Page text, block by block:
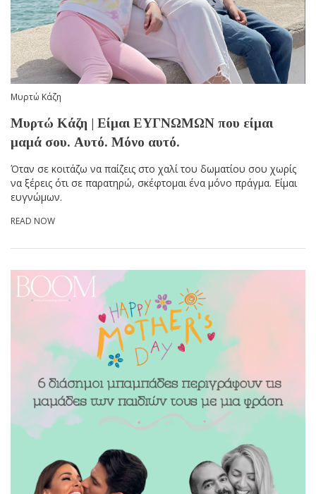
Μυρτώ Κάζη
Μυρτώ Κάζη | Είμαι ΕΥΓΝΩΜΩΝ που είμαι
μαμά σου. Αυτό. Μόνο αυτό.
Όταν σε κοιτάζω να παίζεις στο χαλί του δωματίου σου χωρίς
να ξέρεις ότι σε παρατηρώ, σκέφτομαι ένα μόνο πράγμα. Είμαι
ευγνώμων.
READ NOW